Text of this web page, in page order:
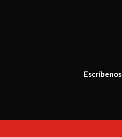
Escríbenos